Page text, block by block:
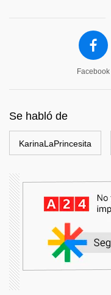
Facebook
Se habló de
KarinaLaPrincesita